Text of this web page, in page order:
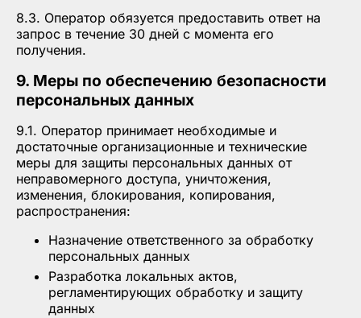
8.3. Оператор обязуется предоставить ответ на
запрос в течение 30 дней с момента его
получения.
9. Меры по обеспечению безопасности
персональных данных
9.1. Оператор принимает необходимые и
достаточные организационные и технические
меры для защиты персональных данных от
неправомерного доступа, уничтожения,
изменения, блокирования, копирования,
распространения:
Назначение ответственного за обработку
персональных данных
Разработка локальных актов,
регламентирующих обработку и защиту
данных